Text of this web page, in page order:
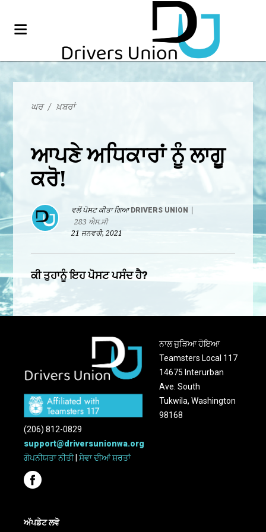
ਘਰ / ਖ਼ਬਰਾਂ
ਆਪਣੇ ਅਧਿਕਾਰਾਂ ਨੂੰ ਲਾਗੂ
ਕਰੋ!
ਵਲੋਂ ਪੋਸਟ ਕੀਤਾ ਗਿਆ DRIVERS UNION
283 ਐਸ.ਸੀ
21 ਜਨਵਰੀ, 2021
ਕੀ ਤੁਹਾਨੂੰ ਇਹ ਪੋਸਟ ਪਸੰਦ ਹੈ?
ਨਾਲ ਜੁੜਿਆ ਹੋਇਆ
Teamsters Local 117
14675 Interurban
Ave. South
Tukwila, Washington
98168
(206) 812-0829
support@driversunionwa.org
ਗੋਪਨੀਯਤਾ ਨੀਤੀ|ਸੇਵਾ ਦੀਆਂ ਸ਼ਰਤਾਂ
ਅੱਪਡੇਟ ਲਵੋ